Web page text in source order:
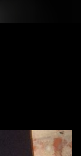
Next